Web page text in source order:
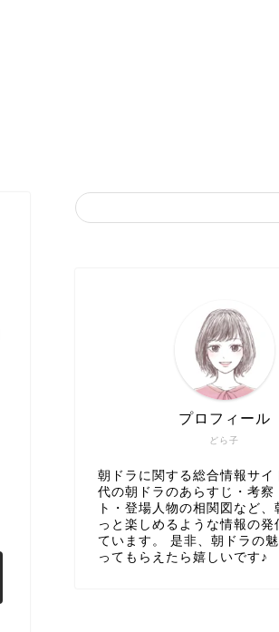
どら子
プロフィール
朝ドラに関する総合情報サイ
代の朝ドラのあらすじ・考察
ト・登場人物の相関図など、
っと楽しめるような情報の発
ています。 是非、朝ドラの
ってもらえたら嬉しいです♪